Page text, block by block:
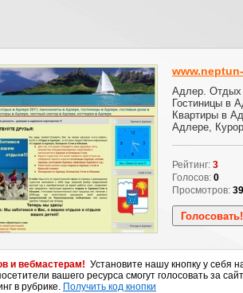
Адлер. Отдых
Гостиницы в
Квартиры в
Адлере,
Рейтинг: 3
Голосов: 0
Просмотров:
и вебмастерам! Установите нашу кнопку у себя
вашего ресурса смогут голосовать за
в рубрике. Получить код кнопки